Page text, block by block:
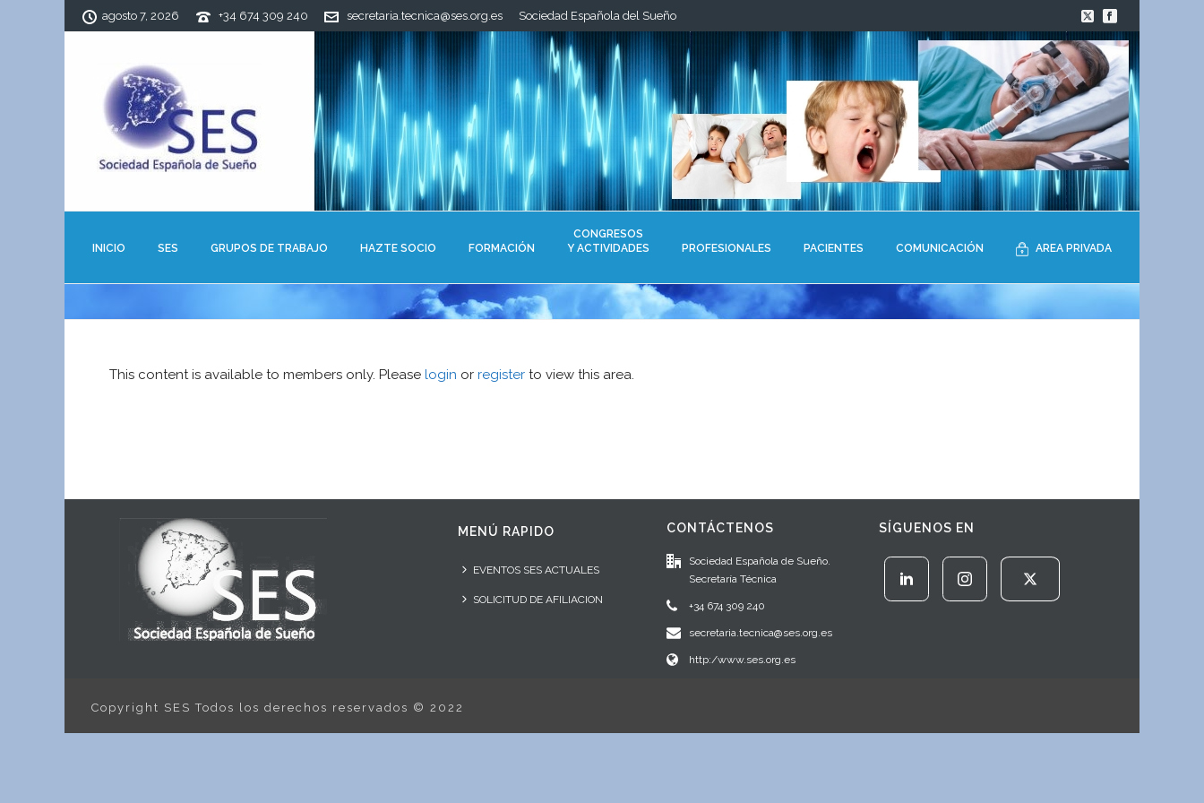
agosto 7, 2026 +34 674 309 240 secretaria.tecnica@ses.org.es Sociedad Española del Sueño
INICIO SES GRUPOS DE TRABAJO HAZTE SOCIO FORMACIÓN
CONGRESOS
Y ACTIVIDADES
PROFESIONALES PACIENTES COMUNICACIÓN AREA PRIVADA
This content is available to members only. Please login or register to view this area.
MENÚ RAPIDO
EVENTOS SES ACTUALES
SOLICITUD DE AFILIACION
CONTÁCTENOS
Sociedad Española de Sueño.
Secretaría Técnica
+34 674 309 240
secretaria.tecnica@ses.org.es
http:/www.ses.org.es
SÍGUENOS EN
Copyright SES Todos los derechos reservados © 2022